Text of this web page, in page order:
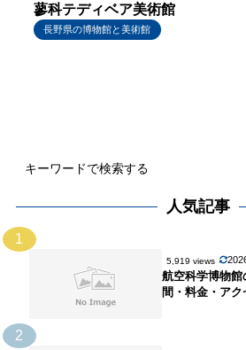
蓼科テディベア美術館
長野県の博物館と美術館
人気記事
1
5,919 views
航空科学博物
間・料金・アク
2